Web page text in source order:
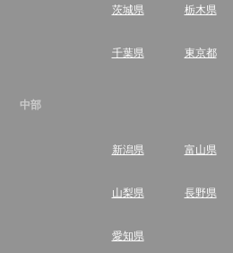
茨城県 栃木県
千葉県 東京都
中部
新潟県 富山県
山梨県 長野県
愛知県